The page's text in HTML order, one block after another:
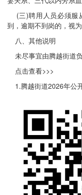
(三)聘用人员必须服
到，逾期不到岗的，视
八、其他说明
未尽事宜由腾越街道负
点击查看>>>
1.腾越街道2026年公